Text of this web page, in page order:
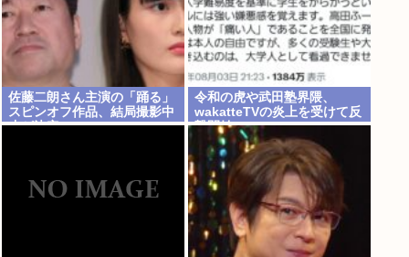
佐藤二朗さん主演の「踊る」
スピンオフ作品、結局撮影中
止が決定www
令和の虎や武田塾界隈、
wakatteTVの炎上を受けて反
撃開始